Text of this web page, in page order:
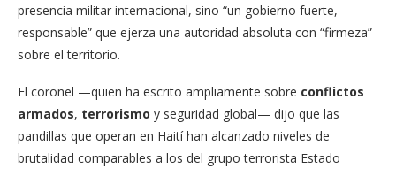
presencia militar internacional, sino “un gobierno fuerte,
responsable” que ejerza una autoridad absoluta con “firmeza”
sobre el territorio.
El coronel —quien ha escrito ampliamente sobre conflictos
armados, terrorismo y seguridad global— dijo que las
pandillas que operan en Haití han alcanzado niveles de
brutalidad comparables a los del grupo terrorista Estado